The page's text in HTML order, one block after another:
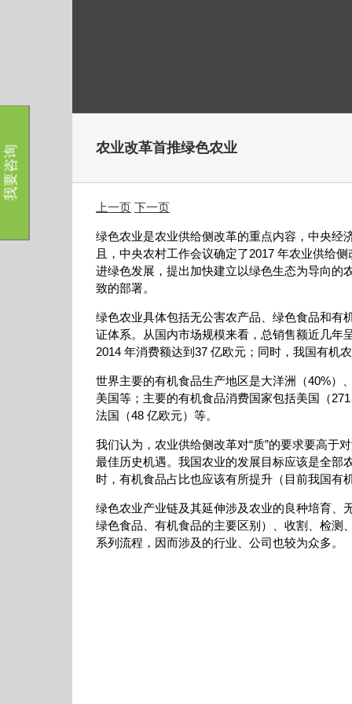
农业改革首推绿色农业
上一页 下一页
绿色农业是农业供给侧改革的重点内容，中央经
且，中央农村工作会议确定了2017 年农业供给
进绿色发展，提出加快建立以绿色生态为导向的
致的部署。
绿色农业具体包括无公害农产品、绿色食品和有
证体系。从国内市场规模来看，总销售额近几年
2014 年消费额达到37 亿欧元；同时，我国有机
世界主要的有机食品生产地区是大洋洲（40%）
美国等；主要的有机食品消费国家包括美国（
法国（48 亿欧元）等。
我们认为，农业供给侧改革对“质”的要求要高于
最佳历史机遇。我国农业的发展目标应该是全部
时，有机食品占比也应该有所提升（目前我国有
绿色农业产业链及其延伸涉及农业的良种培育、
绿色食品、有机食品的主要区别）、收割、检测
系列流程，因而涉及的行业、公司也较为众多。
我要咨询